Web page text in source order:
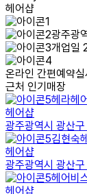
헤어샵
광주광
개업일
온라인 간편예약
근처 인기매장
헤라헤
헤어샵
광주광역시 광산
김현숙
헤어샵
광주광역시 광산
헤어비
헤어샵